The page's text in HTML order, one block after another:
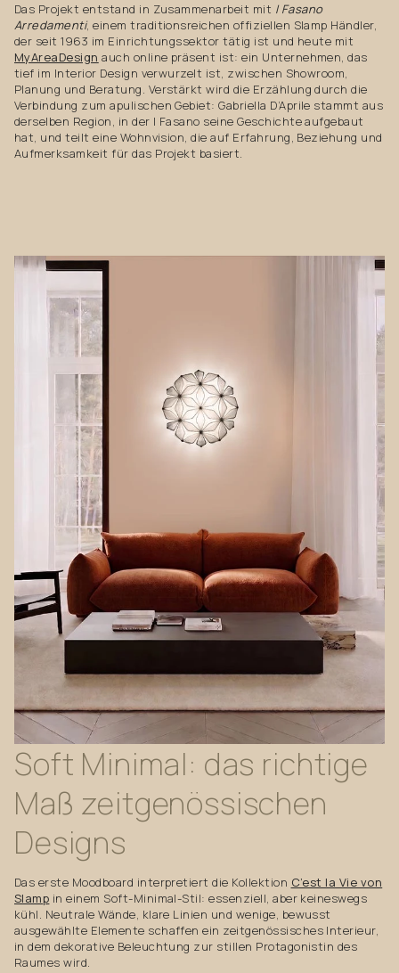
Das Projekt entstand in Zusammenarbeit mit I Fasano
Arredamenti, einem traditionsreichen offiziellen Slamp Händler,
der seit 1963 im Einrichtungssektor tätig ist und heute mit
MyAreaDesign auch online präsent ist: ein Unternehmen, das
tief im Interior Design verwurzelt ist, zwischen Showroom,
Planung und Beratung. Verstärkt wird die Erzählung durch die
Verbindung zum apulischen Gebiet: Gabriella D’Aprile stammt aus
derselben Region, in der I Fasano seine Geschichte aufgebaut
hat, und teilt eine Wohnvision, die auf Erfahrung, Beziehung und
Aufmerksamkeit für das Projekt basiert.
Soft Minimal: das richtige
Maß zeitgenössischen
Designs
Das erste Moodboard interpretiert die Kollektion C’est la Vie von
Slamp in einem Soft-Minimal-Stil: essenziell, aber keineswegs
kühl. Neutrale Wände, klare Linien und wenige, bewusst
ausgewählte Elemente schaffen ein zeitgenössisches Interieur,
in dem dekorative Beleuchtung zur stillen Protagonistin des
Raumes wird.